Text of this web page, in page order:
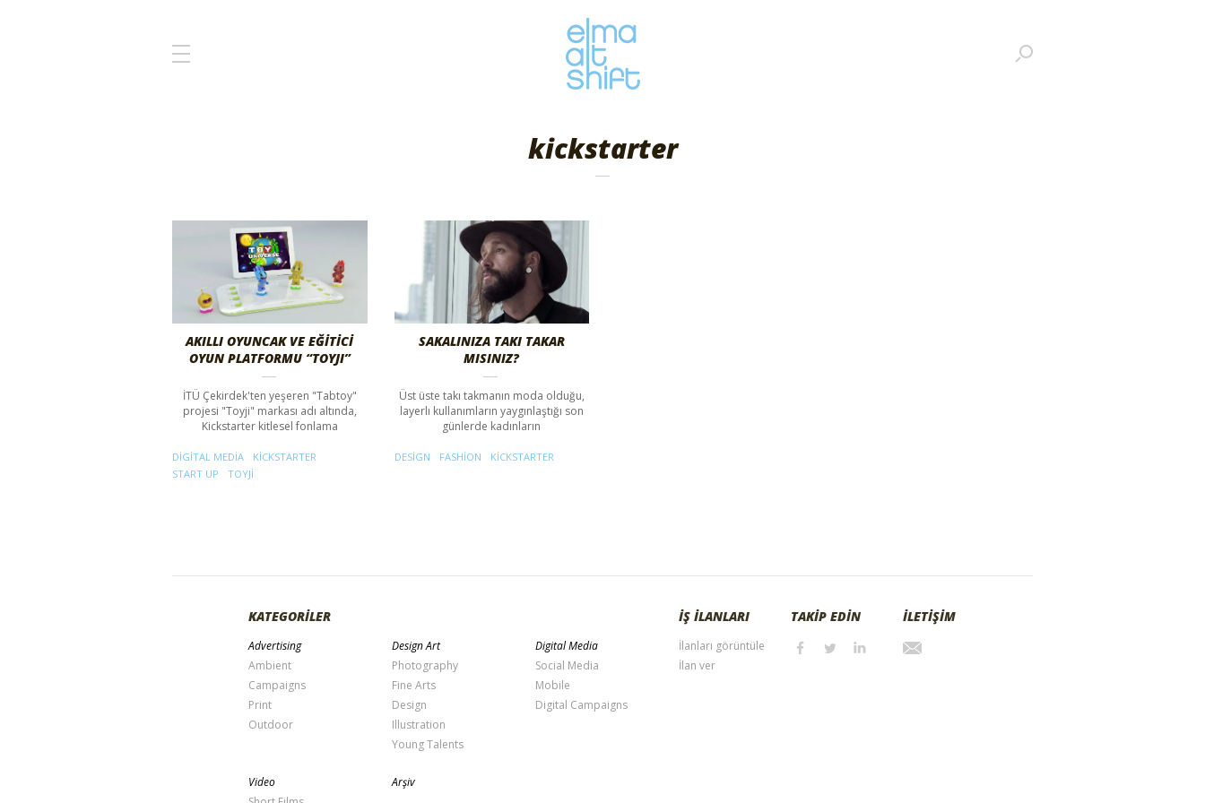
kickstarter
AKILLI OYUNCAK VE EĞİTİCİ
OYUN PLATFORMU “TOYJI”
İTÜ Çekirdek'ten yeşeren "Tabtoy"
projesi "Toyji" markası adı altında,
Kickstarter kitlesel fonlama
DIGITAL MEDIA
KICKSTARTER
START UP
TOYJI
SAKALINIZA TAKI TAKAR
MISINIZ?
Üst üste takı takmanın moda olduğu,
layerlı kullanımların yaygınlaştığı son
günlerde kadınların
DESIGN FASHION KICKSTARTER
KATEGORİLER
Advertising
Ambient
Campaigns
Print
Outdoor
Design Art
Photography
Fine Arts
Design
Illustration
Young Talents
Digital Media
Social Media
Mobile
Digital Campaigns
Video
Arşiv
İŞ İLANLARI
İlanları görüntüle
İlan ver
TAKİP EDİN İLETİŞİM